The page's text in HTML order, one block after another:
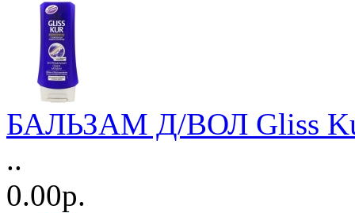
БАЛЬЗАМ Д/ВОЛ Gliss
..
0.00р.